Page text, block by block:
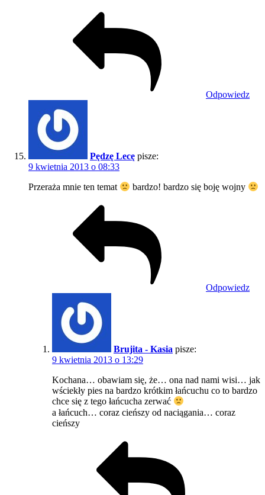
Odpowiedz
Pędzę Lecę pisze:
9 kwietnia 2013 o 08:33
Przeraża mnie ten temat bardzo! bardzo się boję wojny
Odpowiedz
Brujita - Kasia pisze:
9 kwietnia 2013 o 13:29
Kochana… obawiam się, że… ona nad nami wisi… jak
wściekły pies na bardzo krótkim łańcuchu co to bardzo
chce się z tego łańcucha zerwać
a łańcuch… coraz cieńszy od naciągania… coraz
cieńszy